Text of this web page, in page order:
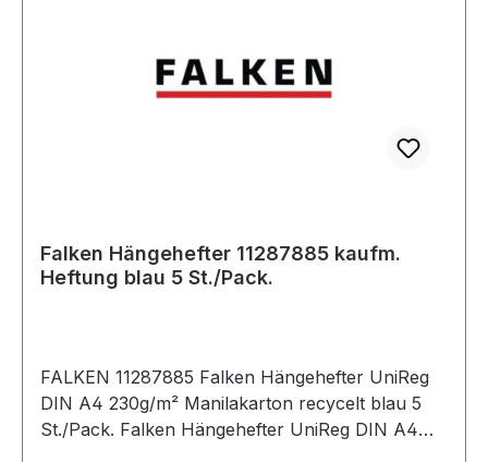
Falken Hängehefter 11287885 kaufm.
Heftung blau 5 St./Pack.
FALKEN 11287885 Falken Hängehefter UniReg
DIN A4 230g/m² Manilakarton recycelt blau 5
St./Pack. Falken Hängehefter UniReg DIN A4